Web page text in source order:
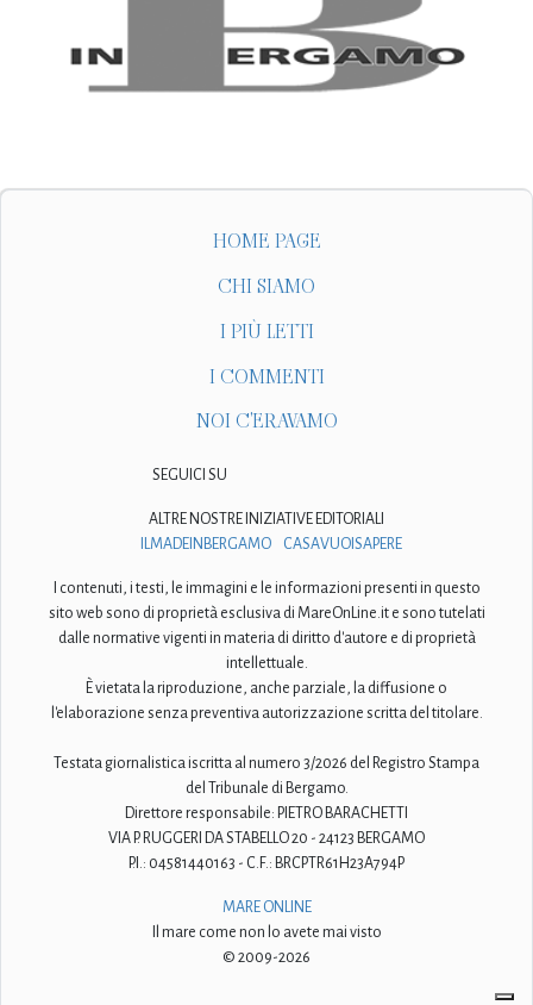
HOME PAGE
CHI SIAMO
I PIÙ LETTI
I COMMENTI
NOI C'ERAVAMO
SEGUICI SU
ALTRE NOSTRE INIZIATIVE EDITORIALI
ILMADEINBERGAMO
CASAVUOISAPERE
I contenuti, i testi, le immagini e le informazioni presenti in questo
sito web sono di proprietà esclusiva di MareOnLine.it e sono tutelati
dalle normative vigenti in materia di diritto d'autore e di proprietà
intellettuale.
È vietata la riproduzione, anche parziale, la diffusione o
l'elaborazione senza preventiva autorizzazione scritta del titolare.
Testata giornalistica iscritta al numero 3/2026 del Registro Stampa
del Tribunale di Bergamo.
Direttore responsabile: PIETRO BARACHETTI
VIA P. RUGGERI DA STABELLO 20 - 24123 BERGAMO
P.I.: 04581440163 - C.F.: BRCPTR61H23A794P
MARE ONLINE
Il mare come non lo avete mai visto
© 2009-2026